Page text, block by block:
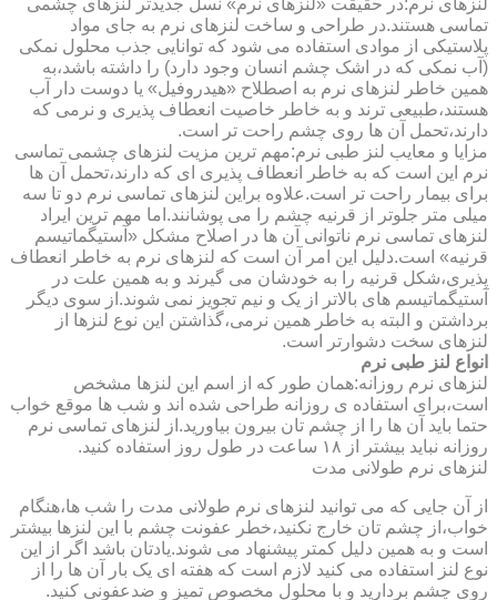
تماسی هستند.در طراحی و ساخت لنزهای نرم به جای مواد
پلاستیکی از موادی استفاده می شود که توانایی جذب محلول نمکی
(آب نمکی که در اشک چشم انسان وجود دارد) را داشته باشد،به
همین خاطر لنزهای نرم به اصطلاح «هیدروفیل» یا دوست دار آب
هستند،طبیعی ترند و به خاطر خاصیت انعطاف پذیری و نرمی که
دارند،تحمل آن ها روی چشم راحت تر است.
مزایا و معایب لنز طبی نرم:مهم ترین مزیت لنزهای چشمی تماسی
نرم این است که به خاطر انعطاف پذیری ای که دارند،تحمل آن ها
برای بیمار راحت تر است.علاوه براین لنزهای تماسی نرم دو تا سه
میلی متر جلوتر از قرنیه چشم را می پوشانند.اما مهم ترین ایراد
لنزهای تماسی نرم ناتوانی آن ها در اصلاح مشکل «آستیگماتیسم
قرنیه» است.دلیل این امر آن است که لنزهای نرم به خاطر انعطاف
پذیری،شکل قرنیه را به خودشان می گیرند و به همین علت در
آستیگماتیسم های بالاتر از یک و نیم تجویز نمی شوند.از سوی دیگر
برداشتن و البته به خاطر همین نرمی،گذاشتن این نوع لنزها از
لنزهای سخت دشوارتر است.
انواع لنز طبی نرم
لنزهای نرم روزانه:همان طور که از اسم این لنزها مشخص
است،برای استفاده ی روزانه طراحی شده اند و شب ها موقع خواب
حتما باید آن ها را از چشم تان بیرون بیاورید.از لنزهای تماسی نرم
روزانه نباید بیشتر از ۱۸ ساعت در طول روز استفاده کنید.
لنزهای نرم طولانی مدت
از آن جایی که می توانید لنزهای نرم طولانی مدت را شب ها،هنگام
خواب،از چشم تان خارج نکنید،خطر عفونت چشم با این لنزها بیشتر
است و به همین دلیل کمتر پیشنهاد می شوند.یادتان باشد اگر از این
نوع لنز استفاده می کنید لازم است که هفته ای یک بار آن ها را از
روی چشم بردارید و با محلول مخصوص تمیز و ضدعفونی کنید.